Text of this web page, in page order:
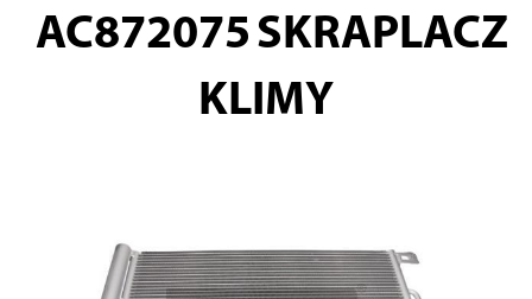
AC872075 SKRAPLACZ
KLIMY